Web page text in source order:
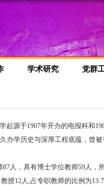
学术研究 党群
起源于1907年开办的电报科和
办学历史与深厚工程底蕴，曾被
人，具有博士学位教师59人，
授12人,占专职教师的比例为